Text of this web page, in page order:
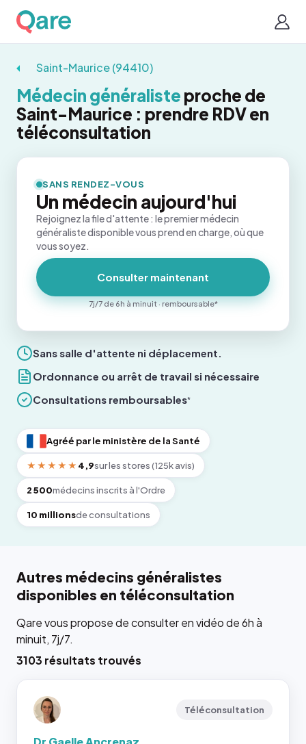
Saint-Maurice (94410)
Médecin généraliste proche de
Saint-Maurice : prendre RDV en
téléconsultation
Sans salle d'attente ni déplacement.
Ordonnance ou arrêt de travail si nécessaire
Consultations remboursables*
Agréé par le ministère de la Santé
★★★★★ 4,9sur les stores (125k avis)
2 500médecins inscrits à l'Ordre
10 millionsde consultations
SANS RENDEZ-VOUS
Un médecin aujourd'hui
Rejoignez la file d'attente : le premier médecin
généraliste disponible vous prend en charge, où que
vous soyez.
Consulter maintenant
7j/7 de 6h à minuit · remboursable*
Autres médecins généralistes
disponibles en téléconsultation
Qare vous propose de consulter en vidéo de 6h à
minuit, 7j/7.
3103 résultats trouvés
Téléconsultation